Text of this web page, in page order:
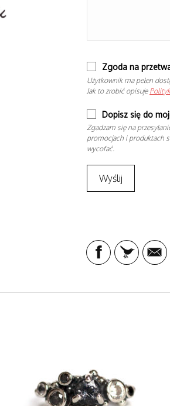
Zgoda na
Użytkownik ma pełen
Jak to zrobić opisuje
Dopisz się do
Zgadzam się na
promocjach i produktach
wycofać.